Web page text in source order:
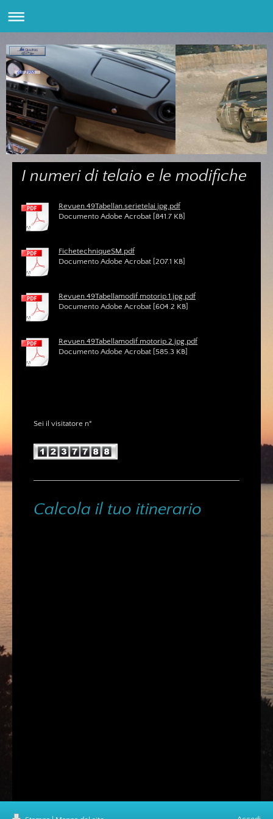
dal 1988
I numeri di telaio e le modifiche
Revuen.49Tabellan.serietelai.jpg.pdf
Documento Adobe Acrobat [841.7 KB]
FichetechniqueSM.pdf
Documento Adobe Acrobat [207.1 KB]
Revuen.49Tabellamodif.motorip.1.jpg.pdf
Documento Adobe Acrobat [604.2 KB]
Revuen.49Tabellamodif.motorip.2.jpg.pdf
Documento Adobe Acrobat [585.3 KB]
Sei il visitatore n°
Calcola il tuo itinerario